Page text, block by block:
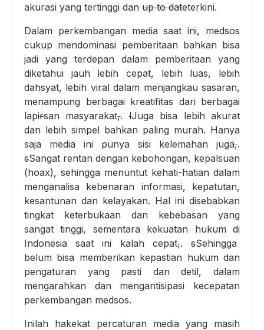
akurasi yang tertinggi dan up to dateterkini.
Dalam perkembangan media saat ini, medsos
cukup mendominasi pemberitaan bahkan bisa
jadi yang terdepan dalam pemberitaan yang
diketahui jauh lebih cepat, lebih luas, lebih
dahsyat, lebih viral dalam menjangkau sasaran,
menampung berbagai kreatifitas dari berbagai
lapirsan masyarakat,.lJuga bisa lebih akurat
dan lebih simpel bahkan paling murah. Hanya
saja media ini punya sisi kelemahan juga,.
sSangat rentan dengan kebohongan, kepalsuan
(hoax), sehingga menuntut kehati-hatian dalam
menganalisa kebenaran informasi, kepatutan,
kesantunan dan kelayakan. Hal ini disebabkan
tingkat keterbukaan dan kebebasan yang
sangat tinggi, sementara kekuatan hukum di
Indonesia saat ini kalah cepat,.sSehingga
belum bisa memberikan kepastian hukum dan
pengaturan yang pasti dan detil, dalam
mengarahkan dan mengantisipasi kecepatan
perkembangan medsos.
Inilah hakekat percaturan media yang masih